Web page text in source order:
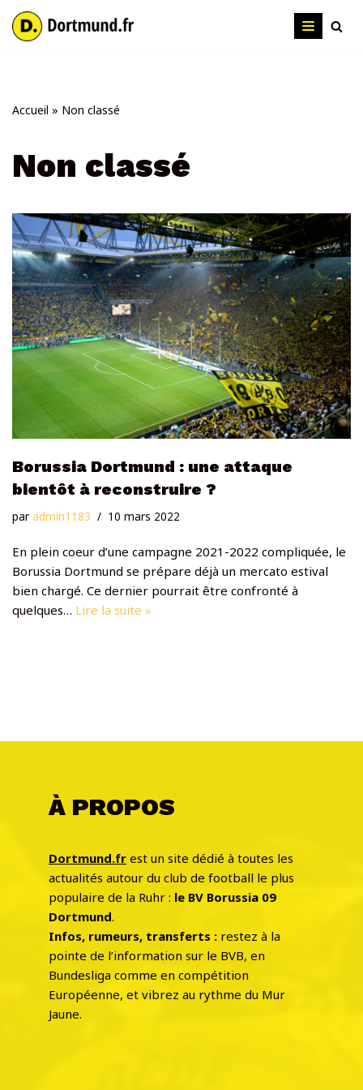
Aller
Accueil » Non classé
Non classé
Borussia Dortmund : une attaque
bientôt à reconstruire ?
par admin1183 10 mars 2022
En plein coeur d’une campagne 2021-2022 compliquée, le
Borussia Dortmund se prépare déjà un mercato estival
bien chargé. Ce dernier pourrait être confronté à
quelques… Lire la suite »
À PROPOS
Dortmund.fr est un site dédié à toutes les
actualités autour du club de football le plus
populaire de la Ruhr : le BV Borussia 09
Dortmund.
Infos, rumeurs, transferts : restez à la
pointe de l’information sur le BVB, en
Bundesliga comme en compétition
Européenne, et vibrez au rythme du Mur
Jaune.